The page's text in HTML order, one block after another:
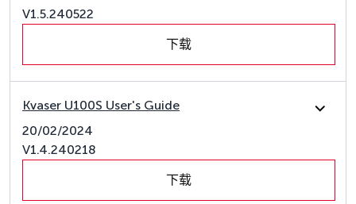
V1.5.240522
下载
Kvaser U100S User's Guide
20/02/2024
V1.4.240218
下载